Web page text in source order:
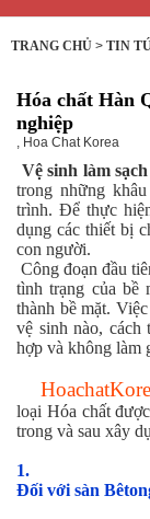
TRANG CHỦ > TIN
Hóa chất Hàn
nghiệp
, Hoa Chat Korea
Vệ sinh làm sạch
trong những
trình. Để thực
dụng các thiết bị
con người.
Công đoạn đầu
tình trạng của bề
thành bề mặt.
vệ sinh nào,
hợp và không làm
loại Hóa chất
trong và sau xây
1.
Đối với sàn